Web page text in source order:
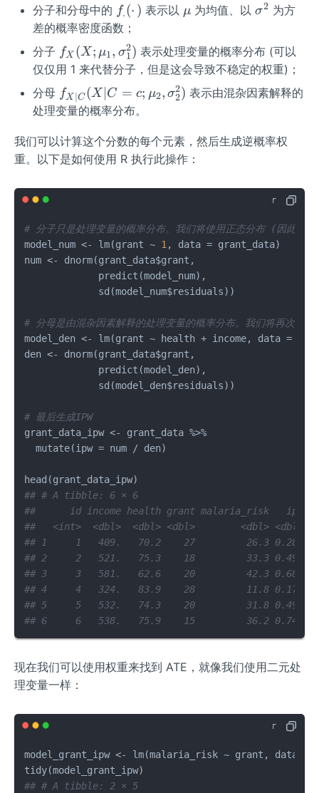
分子和分母中的 f
_.
(·)
f.(⋅ ) 表示以 \m
μ为均值、以 \s
a
^
2
σ2 为方
差的概率密度函数；
分子 f_X
(X;\m
u_1
,\sig
ma_1
^2)
fX (X ; μ1, σ1
2) 表示处理变量的概率分布 (可以
仅仅用 1 来代替分子，但是这会导致不稳定的权重)；
分母 f_
{X|
(X|
C=
u_2
ma_
2^2)
fX C (X C = c; μ2, σ2
2) 表示由混杂因素解释的
处理变量的概率分布。
我们可以计算这个分数的每个元素，然后生成逆概率权
重。以下是如何使用 R 执行此操作：
# 分子只是处理变量的概率分布。我们将使用正态分布 (因此使
model_num <- lm(grant ~ 1 , data = grant_data)
num <- dnorm(grant_data$grant ,
             predict
(model_num) ,
             sd
(model_num$residuals) )
# 分母是由混杂因素解释的处理变量的概率分布。我们将再次使
model_den <- lm(grant ~ health + income, data =
den <- dnorm(grant_data$grant ,
             predict
(model_den) ,
             sd
(model_den$residuals) )
# 最后生成IPW
grant_data_ipw <- grant_data %>%
  mutate
(ipw = num / den)
head (grant_data_ipw)
## # A tibble: 6 × 6
##      id income health grant malaria_risk   ipw
##   <int>  <dbl>  <dbl> <dbl>        <dbl> <dbl>
## 1     1   409.   70.2    27         26.3 0.288
## 2     2   521.   75.3    18         33.3 0.492
## 3     3   581.   62.6    20         42.3 0.687
## 4     4   324.   83.9    28         11.8 0.177
## 5     5   532.   74.3    20         31.8 0.499
## 6     6   538.   75.9    15         36.2 0.748
现在我们可以使用权重来找到 ATE，就像我们使用二元处
理变量一样：
model_grant_ipw <- lm(malaria_risk ~ grant , data
tidy(model_grant_ipw)
## # A tibble: 2 × 5